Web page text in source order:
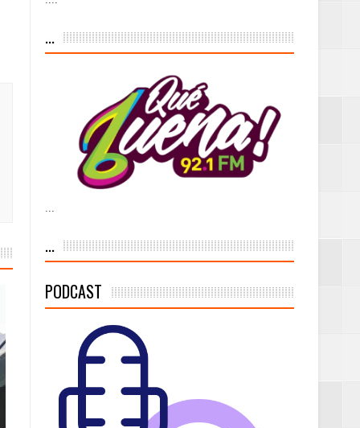
volcánico
con
vía pública y
de la meta de
...
...
PODCAST